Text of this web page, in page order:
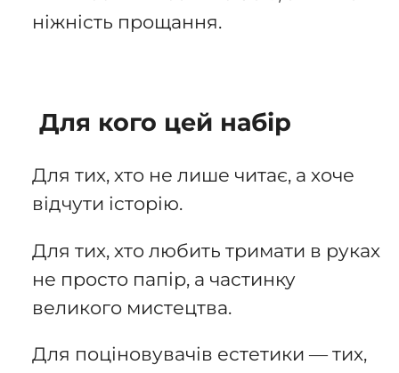
ніжність прощання.
Для кого цей набір
Для тих, хто не лише читає, а хоче
відчути історію.
Для тих, хто любить тримати в руках
не просто папір, а частинку
великого мистецтва.
Для поціновувачів естетики — тих,